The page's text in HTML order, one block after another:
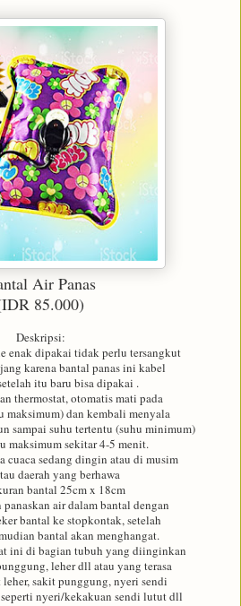
Air Panas
85.000)
Deskripsi:
enak dipakai tidak perlu tersangkut
karena bantal panas ini kabel
itu baru bisa dipakai .
thermostat, otomatis mati pada
maksimum) dan kembali menyala
sampai suhu tertentu (suhu minimum)
maksimum sekitar 4-5 menit.
cuaca sedang dingin atau di musim
daerah yang berhawa
bantal 25cm x 18cm
air dalam bantal dengan
bantal ke stopkontak, setelah
bantal akan menghangat.
ini di bagian tubuh yang diinginkan
leher dll atau yang terasa
sakit punggung, nyeri sendi
nyeri/kekakuan sendi lutut dll